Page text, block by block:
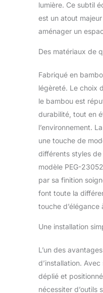
lumière. Ce subtil
est un atout
aménager un
Des matériaux de
Fabriqué en
légèreté. Le choix
le bambou est
durabilité, tout en
l’environnement.
une touche de
différents styles
modèle PEG-
par sa finition
font toute la
touche d’élégance
Une installation
L’un des
d’installation.
déplié et
nécessiter d’outils